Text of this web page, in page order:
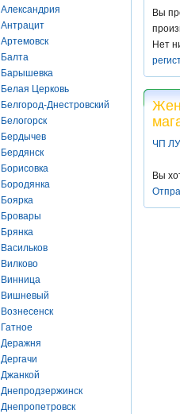
Александрия
Антрацит
Артемовск
Балта
Барышевка
Белая Церковь
Белгород-Днестровский
Белогорск
Бердычев
Бердянск
Борисовка
Бородянка
Боярка
Бровары
Брянка
Васильков
Вилково
Винница
Вишневый
Вознесенск
Гатное
Деражня
Дергачи
Джанкой
Днепродзержинск
Днепропетровск
Вы
Нет
ЧП
Вы